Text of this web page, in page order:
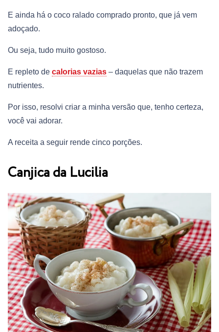
E ainda há o coco ralado comprado pronto, que já vem
adoçado.
Ou seja, tudo muito gostoso.
E repleto de calorias vazias – daquelas que não trazem
nutrientes.
Por isso, resolvi criar a minha versão que, tenho certeza,
você vai adorar.
A receita a seguir rende cinco porções.
Canjica da Lucilia